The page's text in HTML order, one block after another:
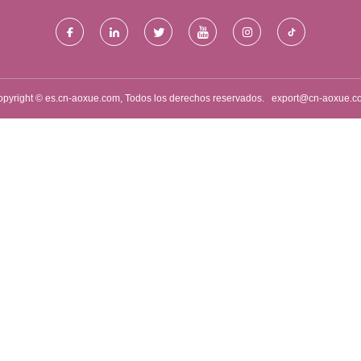
© es.cn-aoxue.com, Todos los derechos reservados. export@cn-